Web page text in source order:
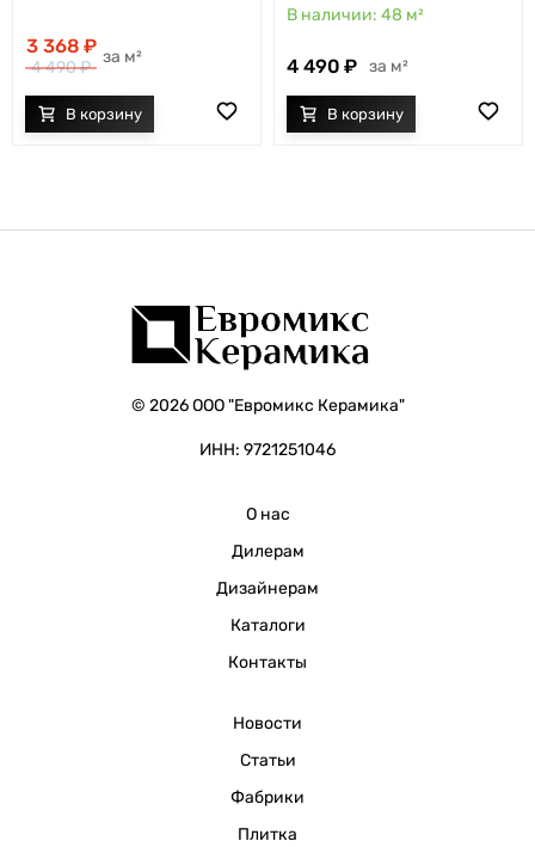
3 368
4 490
м²
48 м²
4 490 м²
© 2026 ООО "Евромикс Керамика"
ИНН: 9721251046
О нас
Дилерам
Дизайнерам
Каталоги
Контакты
Новости
Статьи
Фабрики
Плитка